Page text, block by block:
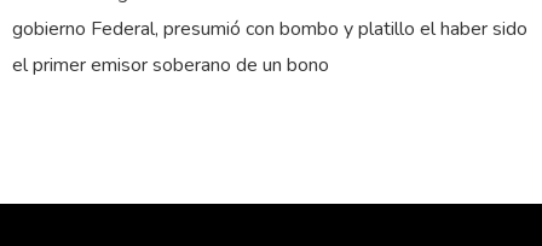
gobierno Federal, presumió con bombo y platillo el haber sido
el primer emisor soberano de un bono